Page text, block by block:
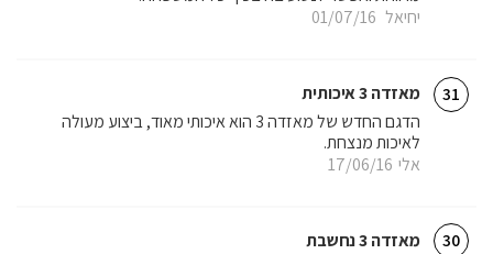
יחיאל 01/07/16
31 מאזדה 3 איכותית
אלי 17/06/16
הדגם החדש של מאזדה 3 הוא איכותי מאוד, ביצוע מעולה
לאיכות מנצחת.
30 מאזדה 3 נחשבת